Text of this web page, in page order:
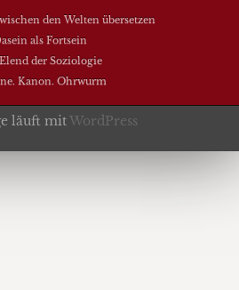
den Welten übersetzen
als Fortsein
der Soziologie
Kanon. Ohrwurm
läuft mitWordPress